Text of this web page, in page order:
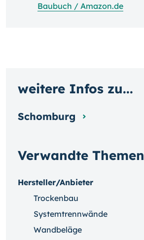
Baubuch / Amazon.de
Verwandte Themen
Hersteller/Anbieter
Trockenbau
Systemtrennwände
Wandbeläge
weitere Infos zu...
Schomburg